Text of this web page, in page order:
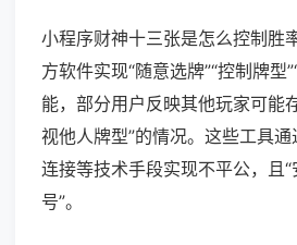
小程序财神十三张是怎么控制胜
方软件实现“随意选牌”“控制牌型
能，部分用户反映其他玩家可能
视他人牌型”的情况。这些工具
连接等技术手段实现不平公，且“
号”。